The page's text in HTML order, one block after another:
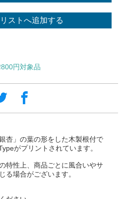
ストへ追加する
円対象品
杏」の葉の形をした木製根付で
がプリントされています。
特性上、商品ごとに風合いやサ
る場合がございます。